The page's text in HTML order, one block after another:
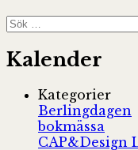
Sök
efter:
Kalender
Kategorier
Berlingdagen
bokmässa
CAP&Design